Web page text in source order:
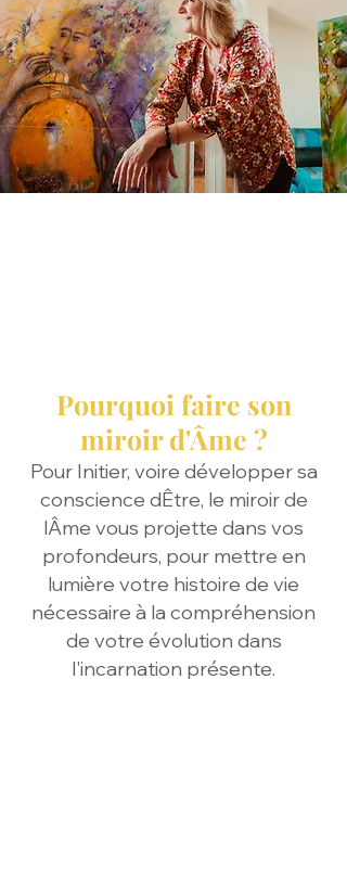
Pourquoi faire son
miroir d'Âme ?
Pour Initier, voire développer sa
conscience dÊtre, le miroir de
lÂme vous projette dans vos
profondeurs, pour mettre en
lumière votre histoire de vie
nécessaire à la compréhension
de votre évolution dans
l'incarnation présente.